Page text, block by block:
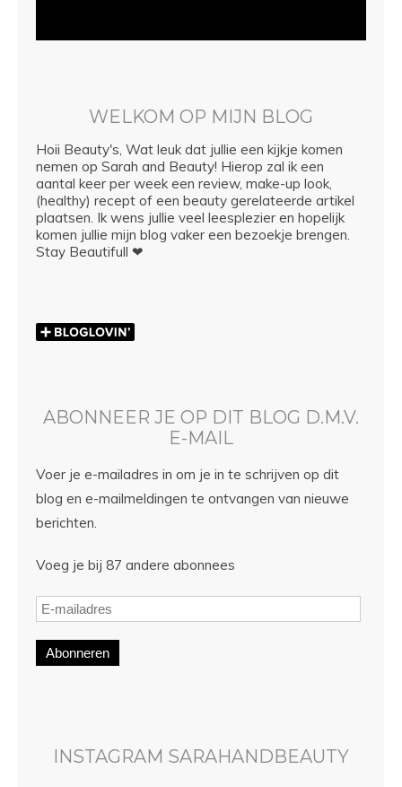
WELKOM OP MIJN BLOG
Hoii Beauty's, Wat leuk dat jullie een kijkje komen
nemen op Sarah and Beauty! Hierop zal ik een
aantal keer per week een review, make-up look,
(healthy) recept of een beauty gerelateerde artikel
plaatsen. Ik wens jullie veel leesplezier en hopelijk
komen jullie mijn blog vaker een bezoekje brengen.
Stay Beautifull ❤
ABONNEER JE OP DIT BLOG D.M.V.
E-MAIL
Voer je e-mailadres in om je in te schrijven op dit
blog en e-mailmeldingen te ontvangen van nieuwe
berichten.
Voeg je bij 87 andere abonnees
Abonneren
INSTAGRAM SARAHANDBEAUTY